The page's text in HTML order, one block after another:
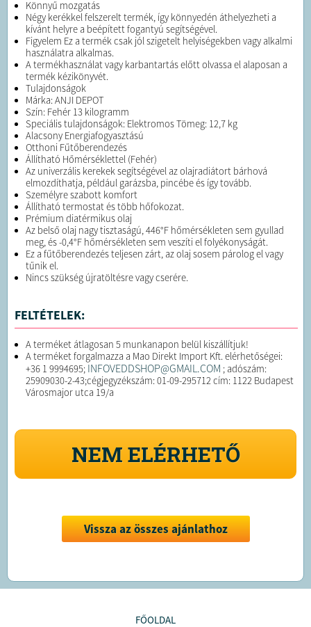
Könnyű mozgatás
Négy kerékkel felszerelt termék, így könnyedén áthelyezheti a
kívánt helyre a beépített fogantyú segítségével.
Figyelem Ez a termék csak jól szigetelt helyiségekben vagy alkalmi
használatra alkalmas.
A termékhasználat vagy karbantartás előtt olvassa el alaposan a
termék kézikönyvét.
Tulajdonságok
Márka: ANJI DEPOT
Szín: Fehér 13 kilogramm
Speciális tulajdonságok: Elektromos Tömeg: 12,7 kg
Alacsony Energiafogyasztású
Otthoni Fűtőberendezés
Állítható Hőmérséklettel (Fehér)
Az univerzális kerekek segítségével az olajradiátort bárhová
elmozdíthatja, például garázsba, pincébe és így tovább.
Személyre szabott komfort
Állítható termostat és több hőfokozat.
Prémium diatérmikus olaj
Az belső olaj nagy tisztaságú, 446°F hőmérsékleten sem gyullad
meg, és -0,4°F hőmérsékleten sem veszíti el folyékonyságát.
Ez a fűtőberendezés teljesen zárt, az olaj sosem párolog el vagy
tűnik el.
Nincs szükség újratöltésre vagy cserére.
FELTÉTELEK:
A terméket átlagosan 5 munkanapon belül kiszállítjuk!
A terméket forgalmazza a Mao Direkt Import Kft. elérhetőségei:
+36 1 9994695; INFOVEDDSHOP@GMAIL.COM ; adószám:
25909030-2-43;cégjegyzékszám: 01-09-295712 cím: 1122 Budapest
Városmajor utca 19/a
NEM ELÉRHETŐ
Vissza az összes ajánlathoz
FŐOLDAL